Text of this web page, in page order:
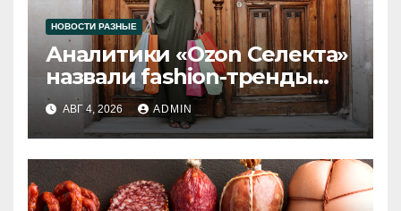
НОВОСТИ РАЗНЫЕ
Аналитики «Ozon Селекта»
назвали fashion-тренды
2026 года
АВГ 4, 2026 ADMIN